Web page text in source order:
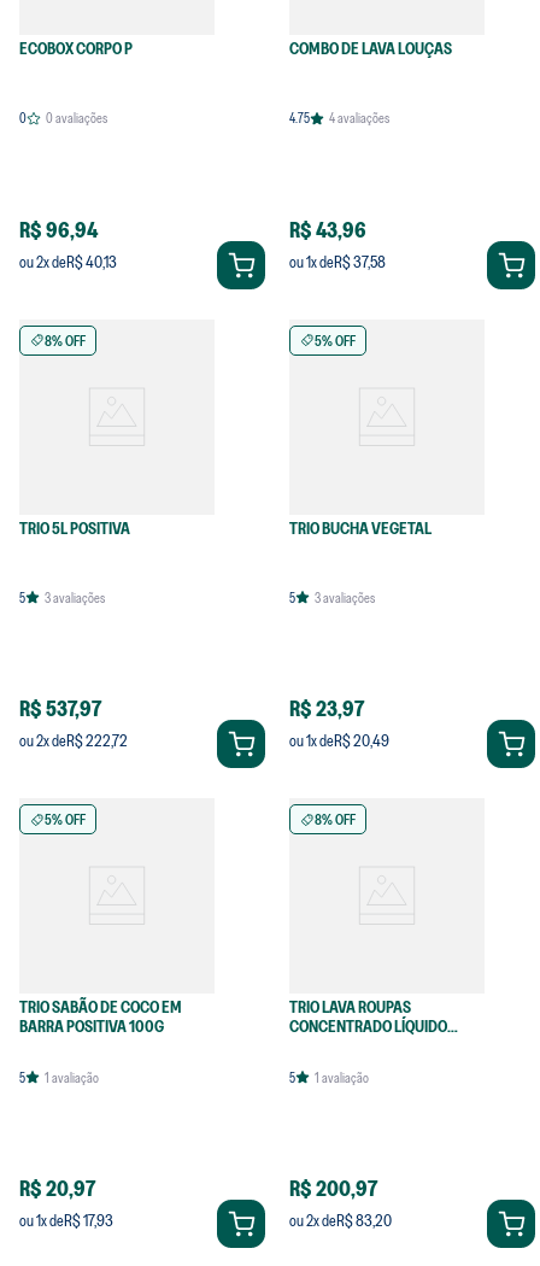
ECOBOX CORPO P
0 0avaliações
R$ 96,94
ou2x deR$ 40,13
COMBO DE LAVA LOUÇAS
4.75 4avaliações
R$ 43,96
ou1x deR$ 37,58
8% OFF
TRIO 5L POSITIVA
5 3avaliações
R$ 537,97
ou2x deR$ 222,72
5% OFF
TRIO BUCHA VEGETAL
5 3avaliações
R$ 23,97
ou1x deR$ 20,49
5% OFF
TRIO SABÃO DE COCO EM
BARRA POSITIVA 100G
5 1 avaliação
R$ 20,97
ou1x deR$ 17,93
8% OFF
TRIO LAVA ROUPAS
CONCENTRADO LÍQUIDO
5 1 avaliação
R$ 200,97
ou2x deR$ 83,20